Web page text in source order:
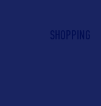
SHOPPING